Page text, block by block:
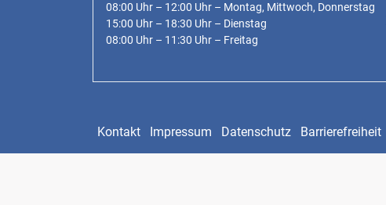
08:00 Uhr – 12:00 Uhr – Montag, Mittwoch, Donnerstag
15:00 Uhr – 18:30 Uhr – Dienstag
08:00 Uhr – 11:30 Uhr – Freitag
Kontakt Impressum Datenschutz Barrierefreiheit